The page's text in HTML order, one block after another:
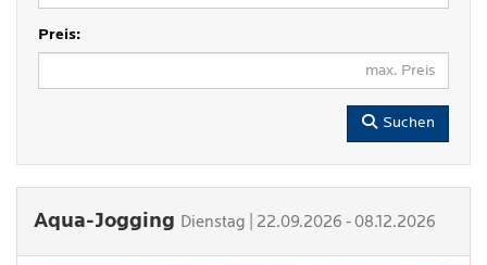
Preis:
Suchen
Aqua-Jogging Dienstag | 22.09.2026 - 08.12.2026